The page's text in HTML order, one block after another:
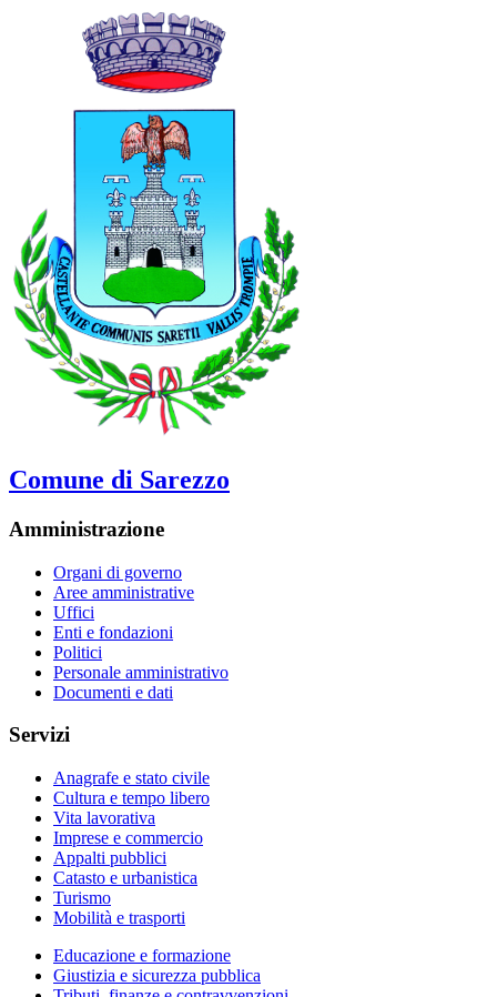
Comune di Sarezzo
Amministrazione
Organi di governo
Aree amministrative
Uffici
Enti e fondazioni
Politici
Personale amministrativo
Documenti e dati
Servizi
Anagrafe e stato civile
Cultura e tempo libero
Vita lavorativa
Imprese e commercio
Appalti pubblici
Catasto e urbanistica
Turismo
Mobilità e trasporti
Educazione e formazione
Giustizia e sicurezza pubblica